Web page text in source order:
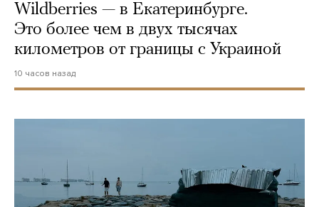
Wildberries — в Екатеринбурге.
Это более чем в двух тысячах
километров от границы с Украиной
10 часов назад